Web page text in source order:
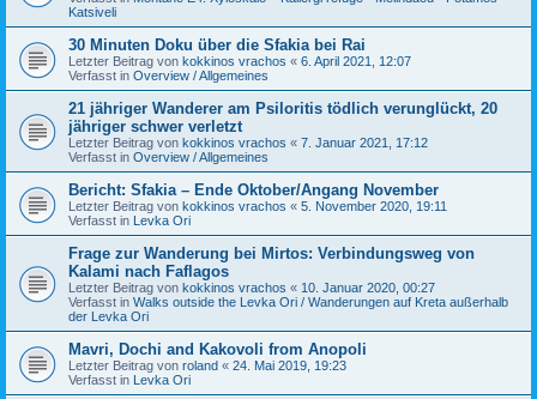
Katsiveli
30 Minuten Doku über die Sfakia bei Rai
Letzter Beitrag von kokkinos vrachos « 6. April 2021, 12:07
Verfasst in Overview / Allgemeines
21 jähriger Wanderer am Psiloritis tödlich verunglückt, 20
jähriger schwer verletzt
Letzter Beitrag von kokkinos vrachos « 7. Januar 2021, 17:12
Verfasst in Overview / Allgemeines
Bericht: Sfakia – Ende Oktober/Angang November
Letzter Beitrag von kokkinos vrachos « 5. November 2020, 19:11
Verfasst in Levka Ori
Frage zur Wanderung bei Mirtos: Verbindungsweg von
Kalami nach Faflagos
Letzter Beitrag von kokkinos vrachos « 10. Januar 2020, 00:27
Verfasst in Walks outside the Levka Ori / Wanderungen auf Kreta außerhalb
der Levka Ori
Mavri, Dochi and Kakovoli from Anopoli
Letzter Beitrag von roland « 24. Mai 2019, 19:23
Verfasst in Levka Ori